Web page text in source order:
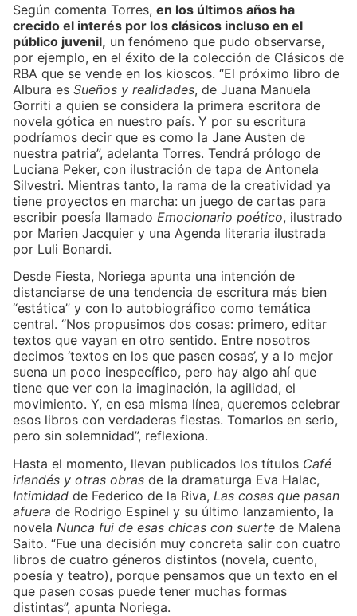
Según comenta Torres, en los últimos años ha
crecido el interés por los clásicos incluso en el
público juvenil, un fenómeno que pudo observarse,
por ejemplo, en el éxito de la colección de Clásicos de
RBA que se vende en los kioscos. “El próximo libro de
Albura es Sueños y realidades, de Juana Manuela
Gorriti a quien se considera la primera escritora de
novela gótica en nuestro país. Y por su escritura
podríamos decir que es como la Jane Austen de
nuestra patria”, adelanta Torres. Tendrá prólogo de
Luciana Peker, con ilustración de tapa de Antonela
Silvestri. Mientras tanto, la rama de la creatividad ya
tiene proyectos en marcha: un juego de cartas para
escribir poesía llamado Emocionario poético, ilustrado
por Marien Jacquier y una Agenda literaria ilustrada
por Luli Bonardi.
Desde Fiesta, Noriega apunta una intención de
distanciarse de una tendencia de escritura más bien
“estática” y con lo autobiográfico como temática
central. “Nos propusimos dos cosas: primero, editar
textos que vayan en otro sentido. Entre nosotros
decimos ‘textos en los que pasen cosas’, y a lo mejor
suena un poco inespecífico, pero hay algo ahí que
tiene que ver con la imaginación, la agilidad, el
movimiento. Y, en esa misma línea, queremos celebrar
esos libros con verdaderas fiestas. Tomarlos en serio,
pero sin solemnidad”, reflexiona.
Hasta el momento, llevan publicados los títulos Café
irlandés y otras obras de la dramaturga Eva Halac,
Intimidad de Federico de la Riva, Las cosas que pasan
afuera de Rodrigo Espinel y su último lanzamiento, la
novela Nunca fui de esas chicas con suerte de Malena
Saito. “Fue una decisión muy concreta salir con cuatro
libros de cuatro géneros distintos (novela, cuento,
poesía y teatro), porque pensamos que un texto en el
que pasen cosas puede tener muchas formas
distintas”, apunta Noriega.